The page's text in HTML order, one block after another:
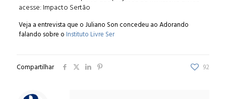
acesse: Impacto Sertão
Veja a entrevista que o Juliano Son concedeu ao Adorando
falando sobre o Instituto Livre Ser
Compartilhar 92